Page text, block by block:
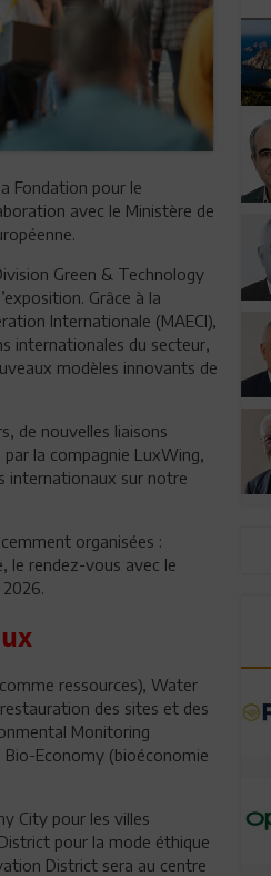
Fondation pour le
avec le Ministère de
Green & Technology
Grâce à la
Internationale (MAECI),
internationales du secteur,
modèles innovants de
de nouvelles liaisons
par la compagnie LuxWing,
internationaux sur notre
organisées :
le rendez-vous avec le
ressources), Water
des sites et des
Monitoring
Economy (bioéconomie
City pour les villes
pour la mode éthique
District sera au centre